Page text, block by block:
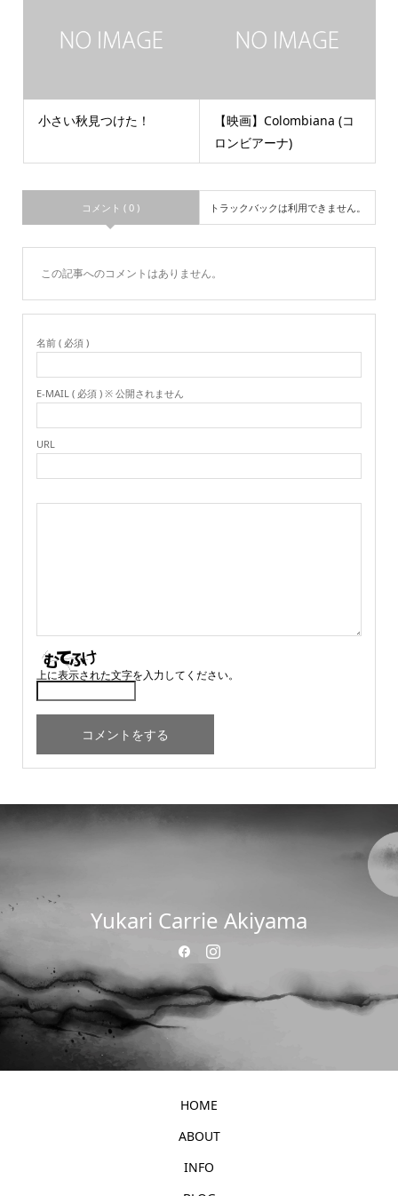
小さい秋見つけた！
【映画】Colombiana (コ
ロンビアーナ)
コメント ( 0 ) トラックバックは利用できません。
この記事へのコメントはありません。
名前 ( 必須 )
E-MAIL ( 必須 ) ※ 公開されません
URL
上に表示された文字を入力してください。
Yukari Carrie Akiyama
HOME
ABOUT
INFO